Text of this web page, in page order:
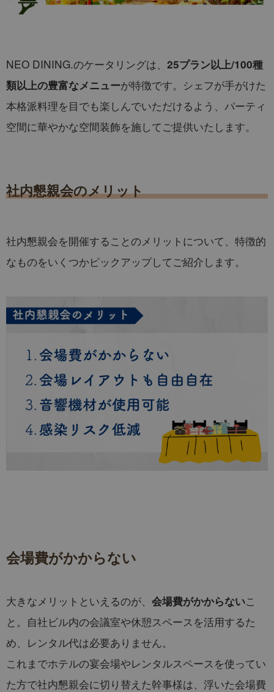
NEO DINING.のケータリングは、 25プラン以上/100種
類以上の豊富なメニューが特徴です。シェフが手がけた
本格派料理を目でも楽しんでいただけるよう、パーティ
空間に華やかな空間装飾を施してご提供いたします。
社内懇親会のメリット
社内懇親会を開催することのメリットについて、特徴的
なものをいくつかピックアップしてご紹介します。
会場費がかからない
大きなメリットといえるのが、 会場費がかからないこ
と。自社ビル内の会議室や休憩スペースを活用するた
め、レンタル代は必要ありません。
これまでホテルの宴会場やレンタルスペースを使ってい
た方で社内懇親会に切り替えた幹事様は、浮いた会場費